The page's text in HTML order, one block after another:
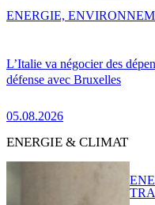
L’Italie va négocier des
défense avec Bruxelles
05.08.2026
ENERGIE,
ENERGIE & CLIMAT